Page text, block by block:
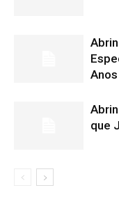
que